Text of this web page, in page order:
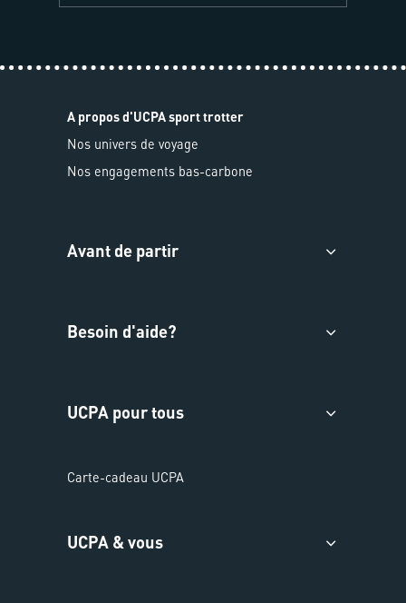
A propos d'UCPA sport trotter
Nos univers de voyage
Nos engagements bas-carbone
Avant de partir
Besoin d'aide?
UCPA pour tous
Carte-cadeau UCPA
UCPA & vous